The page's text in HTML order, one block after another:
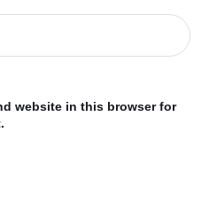
website in this browser for